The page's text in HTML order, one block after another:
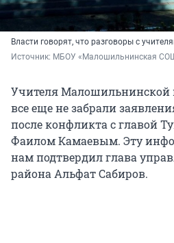
Власти говорят, что разговоры с
Источник: МБОУ «Малошильнинская
Учителя Малошильнинской
все еще не забрали
после конфликта с главой
Фаилом Камаевым. Эту
нам подтвердил глава
района Альфат Сабиров.